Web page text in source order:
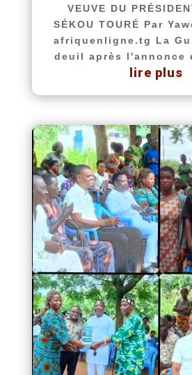
VEUVE DU
SÉKOU TOURÉ Par
afriquenligne.tg La
deuil après l'annonce
lire plus